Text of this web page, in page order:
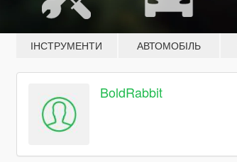
ІНСТРУМЕНТИ АВТОМОБІЛЬ
BoldRabbit